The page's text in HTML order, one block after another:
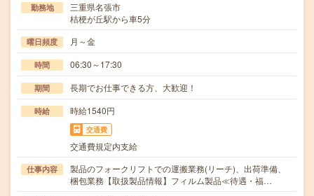
勤務地
三重県名張市
桔梗が丘駅から車5分
曜日頻度 月～金
時間 06:30～17:30
期間 長期でお仕事できる方、大歓迎！
時給 時給1540円
交通費
交通費規定内支給
仕事内容
製品のフォークリフトでの運搬業務(リーチ)、出荷準備、
梱包業務【取扱製品情報】フィルム製品≪待遇・福…